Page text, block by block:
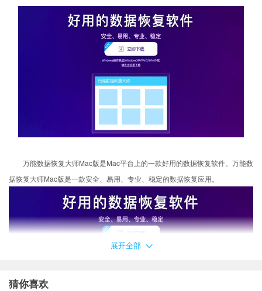
万能数据恢复大师Mac版是Mac平台上的一款好用的数据恢复软件。万能数
据恢复大师Mac版是一款安全、易用、专业、稳定的数据恢复应用。
展开全部
猜你喜欢